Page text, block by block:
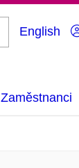
English
Zaměstnanci